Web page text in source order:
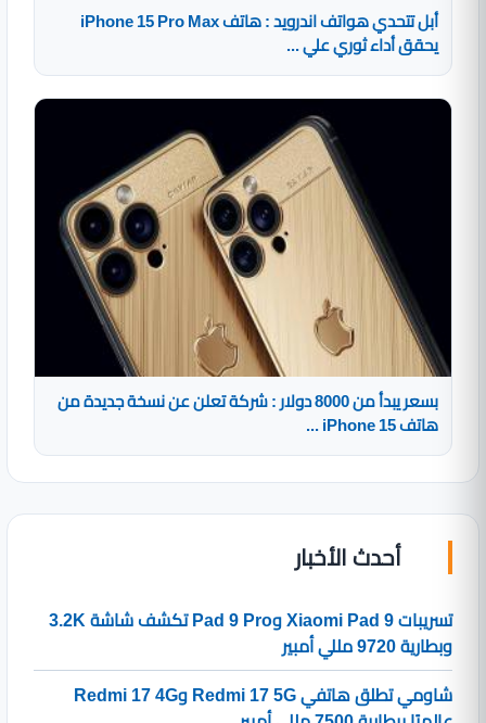
أبل تتحدي هواتف اندرويد : هاتف iPhone 15 Pro Max
يحقق أداء ثوري علي ...
بسعر يبدأ من 8000 دولار : شركة تعلن عن نسخة جديدة من
هاتف iPhone 15 ...
أحدث الأخبار
تسريبات Xiaomi Pad 9 وPad 9 Pro تكشف شاشة 3.2K
وبطارية 9720 مللي أمبير
شاومي تطلق هاتفي Redmi 17 5G وRedmi 17 4G